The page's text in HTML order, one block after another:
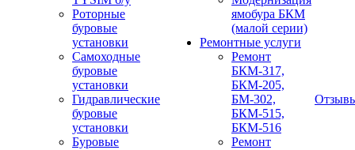
Роторные
буровые
установки
Самоходные
буровые
установки
Гидравлические
буровые
установки
Буровые
ямобура БКМ
(малой серии)
Ремонтные услуги
Ремонт
БКМ-317,
БКМ-205,
БМ-302,
БКМ-515,
БКМ-516
Ремонт